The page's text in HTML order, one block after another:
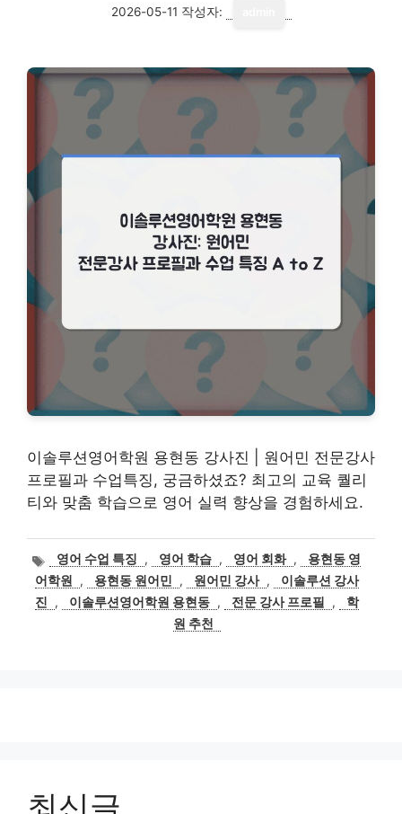
2026-05-11 작성자:
이솔루션영어학원 용현동 강사진 | 원어민 전문강사
프로필과 수업특징, 궁금하셨죠? 최고의 교육 퀄리
티와 맞춤 학습으로 영어 실력 향상을 경험하세요.
태
그
영어 수업 특징 , 영어 학습 , 영어 회화 ,
용현동 영
어학원
, 용현동 원어민 , 원어민 강사 ,
이솔루션 강사
진
, 이솔루션영어학원 용현동 , 전문 강사 프로필 ,
학
원 추천
최신글